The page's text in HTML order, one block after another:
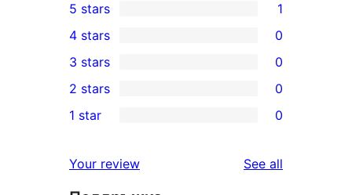
1
5-
star
review
5 stars 1
4-
star
reviews
4 stars 0
0
3-
star
3 stars 0
2-
reviews
2 stars 0
star
1 star 0
Your review See all